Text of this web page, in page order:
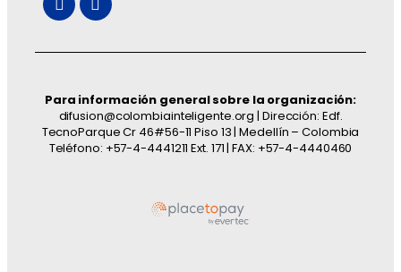
Para información general sobre la organización:
difusion@colombiainteligente.org | Dirección: Edf.
TecnoParque Cr 46#56-11 Piso 13 | Medellín – Colombia
Teléfono: +57-4-4441211 Ext. 171 | FAX: +57-4-4440460